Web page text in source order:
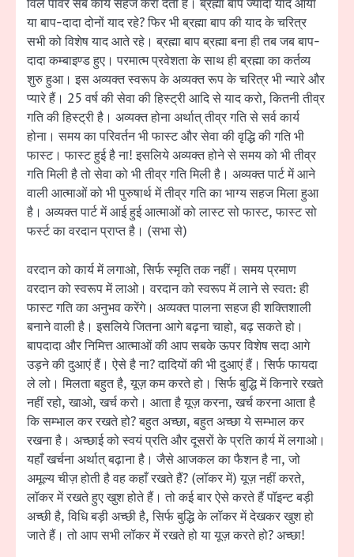
विल पॉवर सब कार्य सहज करा देती है। ब्रह्मा बाप ज्यादा याद आया
या बाप-दादा दोनों याद रहे? फिर भी ब्रह्मा बाप की याद के चरित्र
सभी को विशेष याद आते रहे। ब्रह्मा बाप ब्रह्मा बना ही तब जब बाप-
दादा कम्बाइण्ड हुए। परमात्म प्रवेशता के साथ ही ब्रह्मा का कर्तव्य
शुरु हुआ। इस अव्यक्त स्वरूप के अव्यक्त रूप के चरित्र भी न्यारे और
प्यारे हैं। 25 वर्ष की सेवा की हिस्ट्री आदि से याद करो, कितनी तीव्र
गति की हिस्ट्री है। अव्यक्त होना अर्थात् तीव्र गति से सर्व कार्य
होना। समय का परिवर्तन भी फास्ट और सेवा की वृद्धि की गति भी
फास्ट। फास्ट हुई है ना! इसलिये अव्यक्त होने से समय को भी तीव्र
गति मिली है तो सेवा को भी तीव्र गति मिली है। अव्यक्त पार्ट में आने
वाली आत्माओं को भी पुरुषार्थ में तीव्र गति का भाग्य सहज मिला हुआ
है। अव्यक्त पार्ट में आई हुई आत्माओं को लास्ट सो फास्ट, फास्ट सो
फर्स्ट का वरदान प्राप्त है। (सभा से)
वरदान को कार्य में लगाओ, सिर्फ स्मृति तक नहीं। समय प्रमाण
वरदान को स्वरूप में लाओ। वरदान को स्वरूप में लाने से स्वत: ही
फास्ट गति का अनुभव करेंगे। अव्यक्त पालना सहज ही शक्तिशाली
बनाने वाली है। इसलिये जितना आगे बढ़ना चाहो, बढ़ सकते हो।
बापदादा और निमित्त आत्माओं की आप सबके ऊपर विशेष सदा आगे
उड़ने की दुआएं हैं। ऐसे है ना? दादियों की भी दुआएं हैं। सिर्फ फायदा
ले लो। मिलता बहुत है, यूज़ कम करते हो। सिर्फ बुद्धि में किनारे रखते
नहीं रहो, खाओ, खर्च करो। आता है यूज़ करना, खर्च करना आता है
कि सम्भाल कर रखते हो? बहुत अच्छा, बहुत अच्छा ये सम्भाल कर
रखना है। अच्छाई को स्वयं प्रति और दूसरों के प्रति कार्य में लगाओ।
यहाँ खर्चना अर्थात् बढ़ाना है। जैसे आजकल का फैशन है ना, जो
अमूल्य चीज़ होती है वह कहाँ रखते हैं? (लॉकर में) यूज़ नहीं करते,
लॉकर में रखते हुए खुश होते हैं। तो कई बार ऐसे करते हैं पॉइन्ट बड़ी
अच्छी है, विधि बड़ी अच्छी है, सिर्फ बुद्धि के लॉकर में देखकर खुश हो
जाते हैं। तो आप सभी लॉकर में रखते हो या यूज़ करते हो? अच्छा!